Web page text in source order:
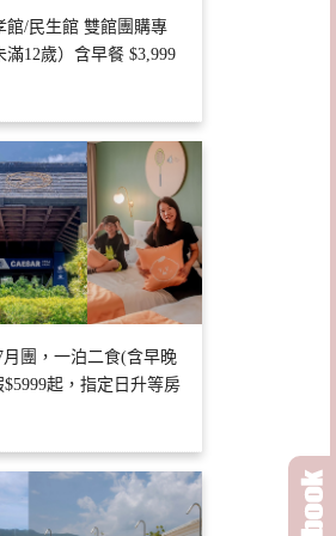
館/民生館 雙館團購專
12歲）含早餐 $3,999
團，一泊二食(含早晚
起，指定日升等房